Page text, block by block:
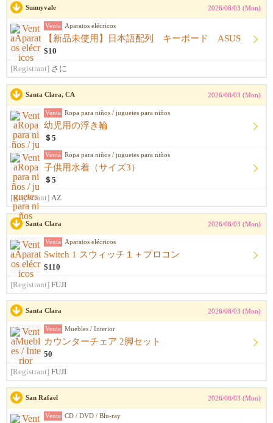
Sunnyvale 2026/08/03 (Mon)
Venta Aparatos elécricos
【新品未使用】日本語配列 キーボード ASUS
$10
[Registrant] さに
Santa Clara, CA 2026/08/03 (Mon)
Venta Ropa para niños / juguetes para niños
幼児用の浮き輪
＄5
Venta Ropa para niños / juguetes para niños
子供用水着（サイズ3）
＄5
[Registrant] AZ
Santa Clara 2026/08/03 (Mon)
Venta Aparatos elécricos
Switch 1 スウィッチ１＋プロコン
$110
[Registrant] FUJI
Santa Clara 2026/08/03 (Mon)
Venta Muebles / Interior
カウンターチェア 2脚セット
50
[Registrant] FUJI
San Rafael 2026/08/03 (Mon)
Venta CD / DVD / Blu-ray